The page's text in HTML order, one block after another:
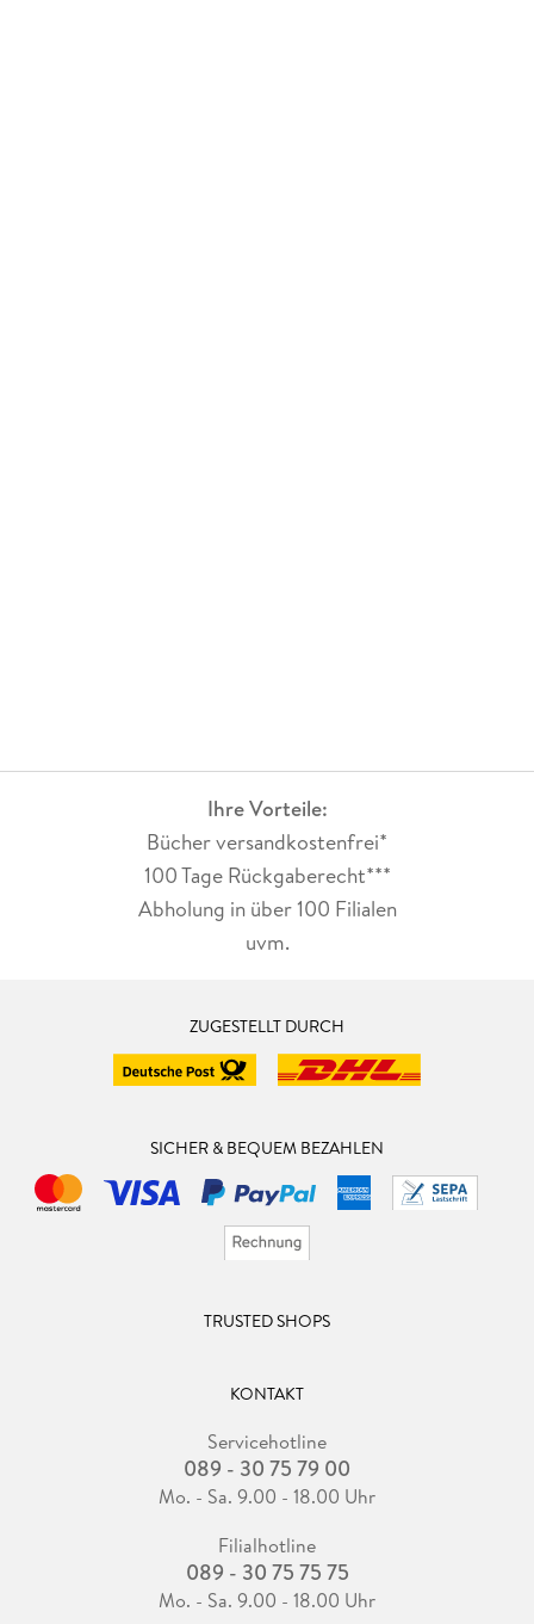
Ihre Vorteile:
Bücher versandkostenfrei*
100 Tage Rückgaberecht***
Abholung in über 100 Filialen
uvm.
ZUGESTELLT DURCH
SICHER & BEQUEM BEZAHLEN
TRUSTED SHOPS
KONTAKT
Servicehotline
089 - 30 75 79 00
Mo. - Sa. 9.00 - 18.00 Uhr
Filialhotline
089 - 30 75 75 75
Mo. - Sa. 9.00 - 18.00 Uhr